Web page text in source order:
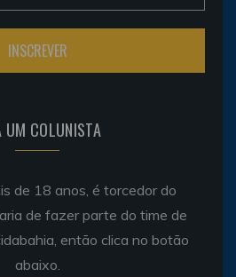
UM COLUNISTA
de 18 anos, é torcedor do
de fazer parte do time de
então clica no botão
abaixo.